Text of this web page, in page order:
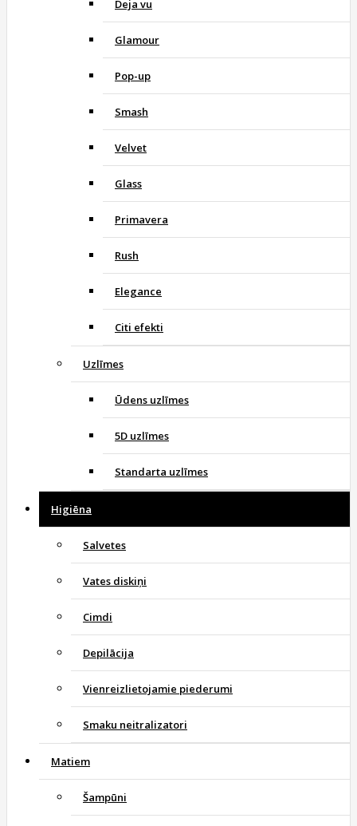
Deja vu
Glamour
Pop-up
Smash
Velvet
Glass
Primavera
Rush
Elegance
Citi efekti
Uzlīmes
Ūdens uzlīmes
5D uzlīmes
Standarta uzlīmes
Higiēna
Salvetes
Vates diskiņi
Cimdi
Depilācija
Vienreizlietojamie piederumi
Smaku neitralizatori
Matiem
Šampūni